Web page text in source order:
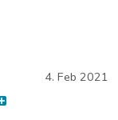
4. Feb 2021